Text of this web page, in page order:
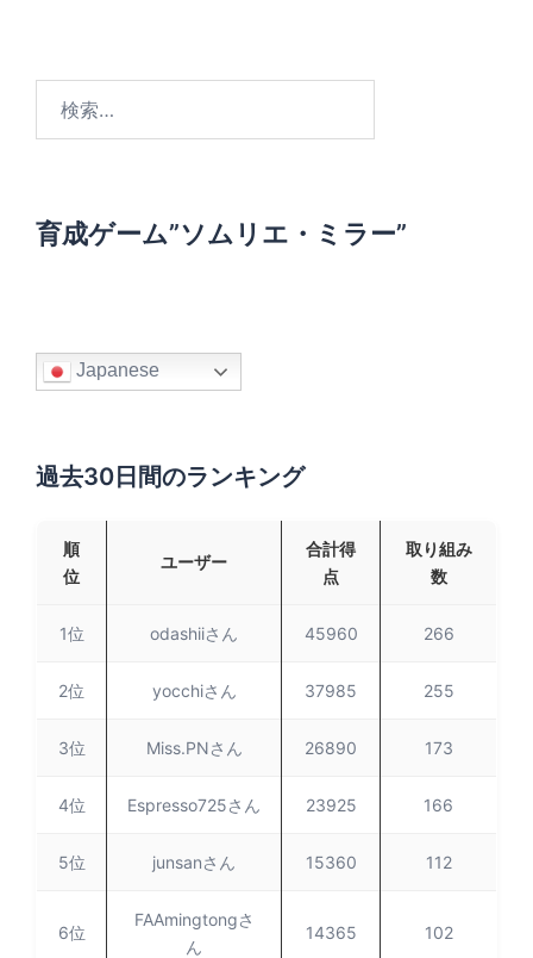
育成ゲーム”ソムリエ・ミラー”
Japanese
過去30日間のランキング
順
位
ユーザー
合計得
点
取り組み
数
1位 odashiiさん 45960 266
2位 yocchiさん 37985 255
3位 Miss.PNさん 26890 173
4位 Espresso725さん 23925 166
5位 junsanさん 15360 112
6位
FAAmingtongさ
ん
14365 102